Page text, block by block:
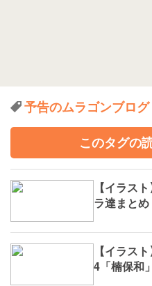
予告のムラゴンブログ
このタグの
【イラス
ラ達まとめ
【イラス
4「楠保和」